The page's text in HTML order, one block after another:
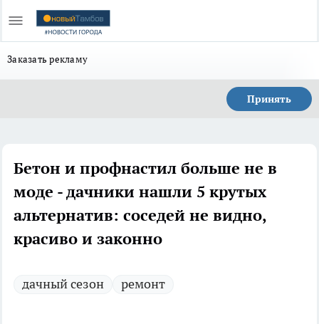
Заказать рекламу
Принять
Бетон и профнастил больше не в
моде - дачники нашли 5 крутых
альтернатив: соседей не видно,
красиво и законно
дачный сезон ремонт